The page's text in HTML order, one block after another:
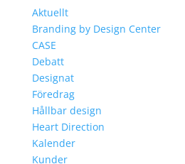
Aktuellt
Branding by Design Center
CASE
Debatt
Designat
Föredrag
Hållbar design
Heart Direction
Kalender
Kunder